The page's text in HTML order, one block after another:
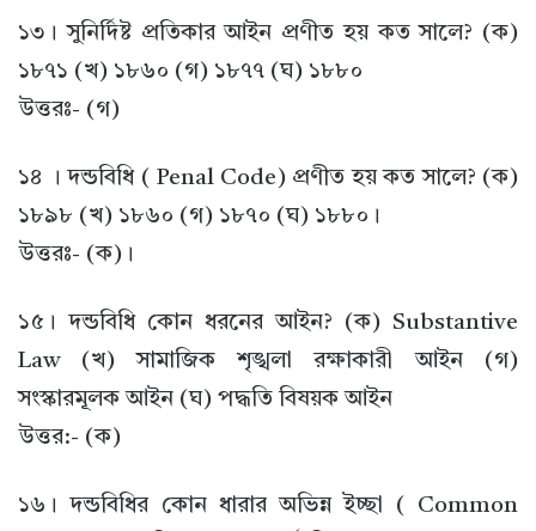
১৩। সুনির্দিষ্ট প্রতিকার আইন প্রণীত হয় কত সালে? (ক)
১৮৭১ (খ) ১৮৬০ (গ) ১৮৭৭ (ঘ) ১৮৮০
উত্তরঃ- (গ)
১৪ । দন্ডবিধি ( Penal Code) প্রণীত হয় কত সালে? (ক)
১৮৯৮ (খ) ১৮৬০ (গ) ১৮৭০ (ঘ) ১৮৮০।
উত্তরঃ- (ক)।
১৫। দন্ডবিধি কোন ধরনের আইন? (ক) Substantive
Law (খ) সামাজিক শৃঙ্খলা রক্ষাকারী আইন (গ)
সংস্কারমূলক আইন (ঘ) পদ্ধতি বিষয়ক আইন
উত্তর:- (ক)
১৬। দন্ডবিধির কোন ধারার অভিন্ন ইচ্ছা ( Common